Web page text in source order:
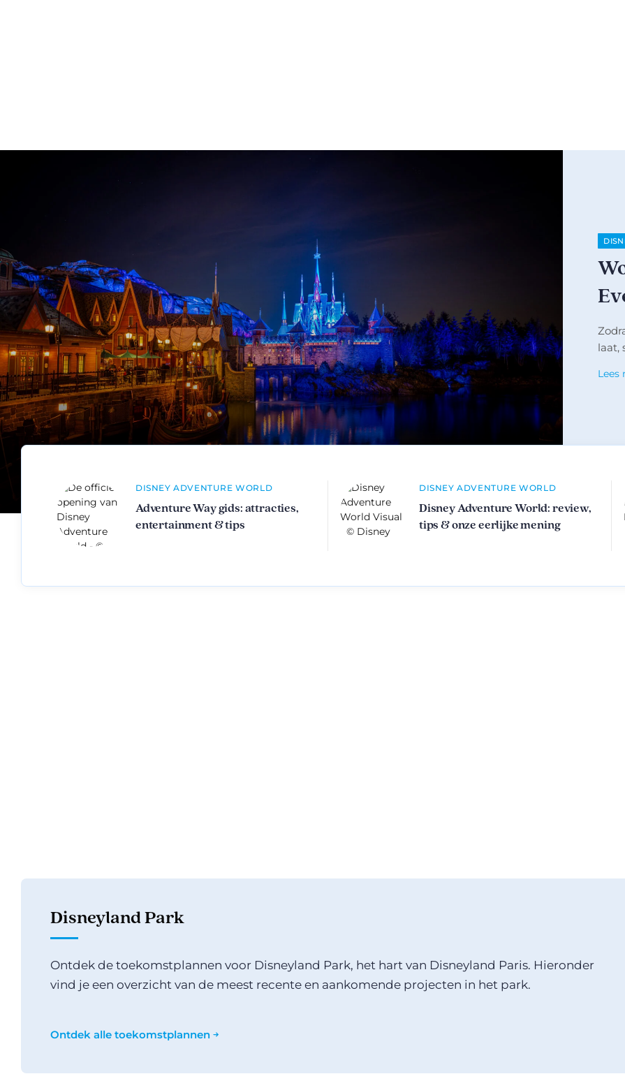
laat,
Lees
DISNEY ADVENTURE WORLD
Adventure Way gids: attracties,
entertainment & tips
DISNEY ADVENTURE WORLD
Disney Adventure World: review,
tips & onze eerlijke mening
Disneyland Park
Ontdek de toekomstplannen voor Disneyland Park, het hart van Disneyland Paris. Hieronder
vind je een overzicht van de meest recente en aankomende projecten in het park.
Ontdek alle toekomstplannen